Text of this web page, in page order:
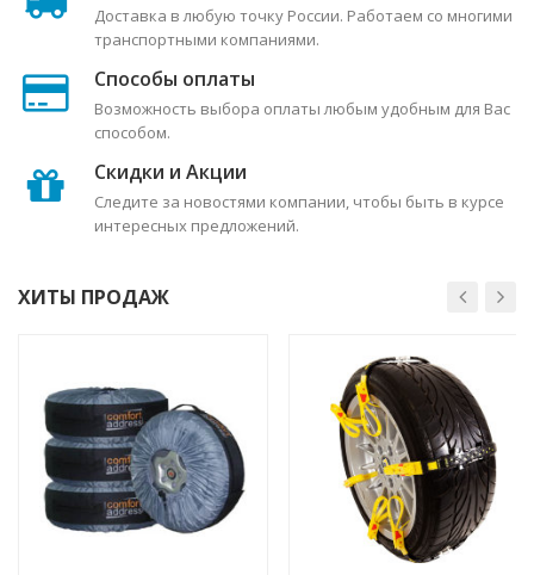
Доставка в любую точку России. Работаем со многими
транспортными компаниями.
Способы оплаты
Возможность выбора оплаты любым удобным для Вас
способом.
Скидки и Акции
Следите за новостями компании, чтобы быть в курсе
интересных предложений.
ХИТЫ ПРОДАЖ